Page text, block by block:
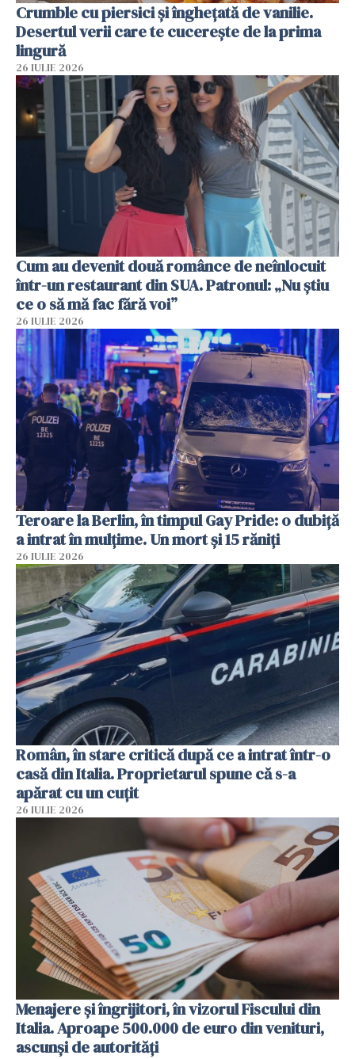
Crumble cu piersici și înghețată de vanilie.
Desertul verii care te cucerește de la prima
lingură
26 IULIE 2026
Cum au devenit două românce de neînlocuit
într-un restaurant din SUA. Patronul: „Nu știu
ce o să mă fac fără voi”
26 IULIE 2026
Teroare la Berlin, în timpul Gay Pride: o dubiță
a intrat în mulțime. Un mort și 15 răniți
26 IULIE 2026
Român, în stare critică după ce a intrat într-o
casă din Italia. Proprietarul spune că s-a
apărat cu un cuțit
26 IULIE 2026
Menajere și îngrijitori, în vizorul Fiscului din
Italia. Aproape 500.000 de euro din venituri,
ascunși de autorități